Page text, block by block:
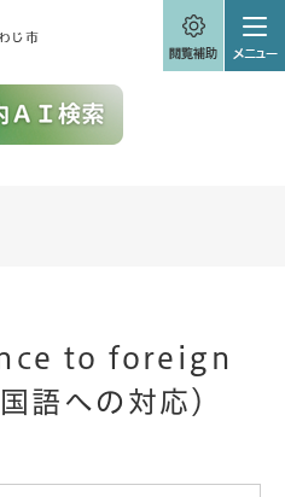
to foreign
語への対応）